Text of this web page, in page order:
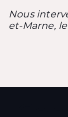
Nous
et-Marne,